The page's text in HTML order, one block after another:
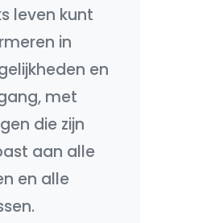
leven kunt
in
en
met
die zijn
aan alle
en alle